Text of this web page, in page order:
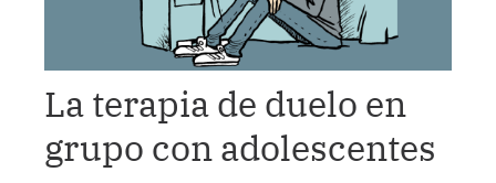
La terapia de duelo en
grupo con adolescentes